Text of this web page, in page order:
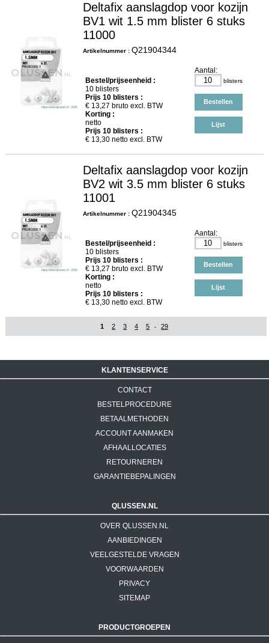
Deltafix aanslagdop voor kozijn
BV1 wit 1.5 mm blister 6 stuks
11000
Artikelnummer : Q21904344
Bestel/prijseenheid :
10 blisters
Prijs 10blisters :
€ 13,27 bruto excl. BTW
Korting :
netto
Prijs 10blisters :
€ 13,30netto excl. BTW
Aantal:
blisters
Bestellen
Lijst
Deltafix aanslagdop voor kozijn
BV2 wit 3.5 mm blister 6 stuks
11001
Artikelnummer : Q21904345
Bestel/prijseenheid :
10 blisters
Prijs 10blisters :
€ 13,27 bruto excl. BTW
Korting :
netto
Prijs 10blisters :
€ 13,30netto excl. BTW
Aantal:
blisters
Bestellen
Lijst
1 2 3 4 5 - 29
KLANTENSERVICE
CONTACT
BESTELPROCEDURE
BETAALMETHODEN
ACCOUNT AANMAKEN
AFHAALLOCATIES
RETOURNEREN
GARANTIEBEPALINGEN
QLUSSEN.NL
OVER QLUSSEN.NL
AANBIEDINGEN
VEELGESTELDE VRAGEN
VOORWAARDEN
PRIVACY
SITEMAP
PRODUCTGROEPEN